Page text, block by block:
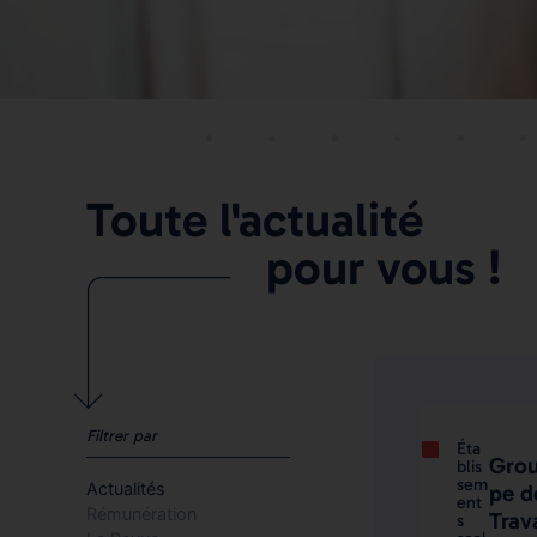
Toute l'actualité
pour vous !
Filtrer par
Actualités
Rémunération
Éta
blis
sem
ent
s
pe